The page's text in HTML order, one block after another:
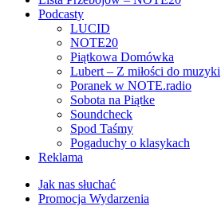
Podcasty
LUCID
NOTE20
Piątkowa Domówka
Lubert – Z miłości do muzyki
Poranek w NOTE.radio
Sobota na Piątke
Soundcheck
Spod Taśmy
Pogaduchy o klasykach
Reklama
Jak nas słuchać
Promocja Wydarzenia